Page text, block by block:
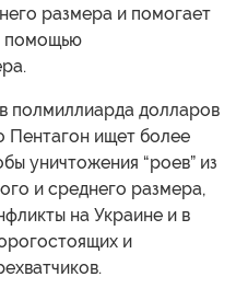
размера и помогает
помощью
полмиллиарда долларов
Пентагон ищет более
уничтожения “роев” из
и среднего размера,
на Украине и в
и